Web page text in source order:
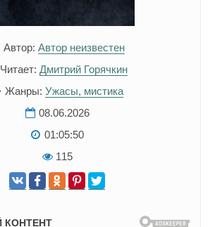
Автор: Автор неизвестен
Читает: Дмитрий Горячкин
Жанры: Ужасы, мистика
08.06.2026
01:05:50
115